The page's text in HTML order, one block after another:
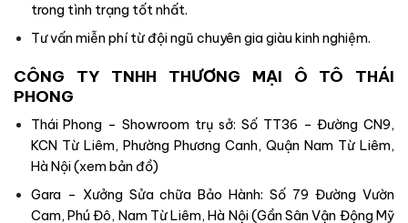
trong tình trạng tốt nhất.
Tư vấn miễn phí từ đội ngũ chuyên gia giàu kinh nghiệm.
CÔNG TY TNHH THƯƠNG MẠI Ô TÔ THÁI
PHONG
Thái Phong – Showroom trụ sở: Số TT36 – Đường CN9,
KCN Từ Liêm, Phường Phương Canh, Quận Nam Từ Liêm,
Hà Nội (xem bản đồ)
Gara – Xưởng Sửa chữa Bảo Hành: Số 79 Đường Vườn
Cam, Phú Đô, Nam Từ Liêm, Hà Nội (Gần Sân Vận Động Mỹ